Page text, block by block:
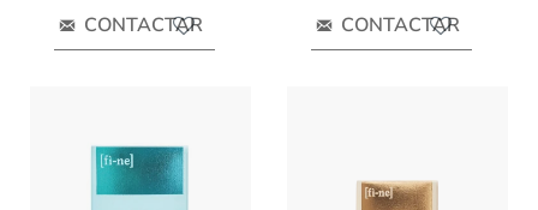
CONTACTAR CONTACTAR